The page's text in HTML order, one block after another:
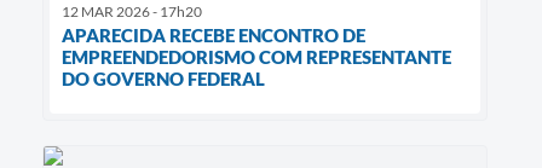
12 MAR 2026 - 17h20
APARECIDA RECEBE ENCONTRO DE
EMPREENDEDORISMO COM REPRESENTANTE
DO GOVERNO FEDERAL